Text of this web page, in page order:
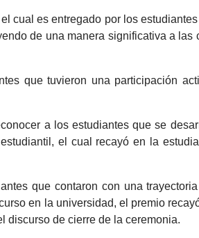
cual es entregado por los
de una manera significativa a las
que tuvieron una participación
a los estudiantes que se
el cual recayó en la
que contaron con una
en la universidad, el premio
discurso de cierre de la ceremonia.